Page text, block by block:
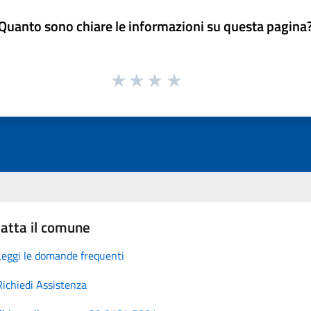
sono chiare le informazioni su questa
il comune
le domande frequenti
Assistenza